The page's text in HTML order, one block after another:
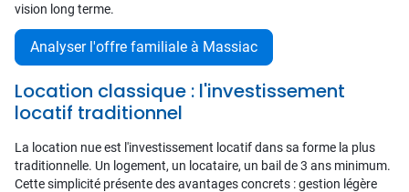
vision long terme.
Analyser l'offre familiale à Massiac
Location classique : l'investissement
locatif traditionnel
La location nue est l'investissement locatif dans sa forme la plus
traditionnelle. Un logement, un locataire, un bail de 3 ans minimum.
Cette simplicité présente des avantages concrets : gestion légère